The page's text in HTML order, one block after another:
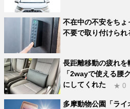
不在中の不安をち
不要で取り付けら
長距離移動の疲れを
「2wayで使える腰
にしてくれた
★ 0
多摩動物公園「ラ